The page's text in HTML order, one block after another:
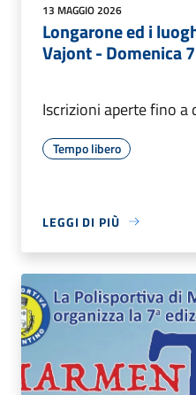
13 MAGGIO 2026
Longarone ed i
Vajont - Domenica
Iscrizioni aperte fino a
Tempo libero
LEGGI DI PIÙ